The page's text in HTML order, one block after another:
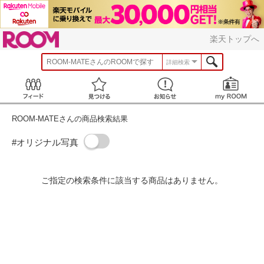
楽天トップへ
ROOM-MATEさんのROOMで探す 詳細検索
見つける お知らせ
ROOM-MATEさんの商品検索結果
#オリジナル写真
ご指定の検索条件に該当する商品はありません。